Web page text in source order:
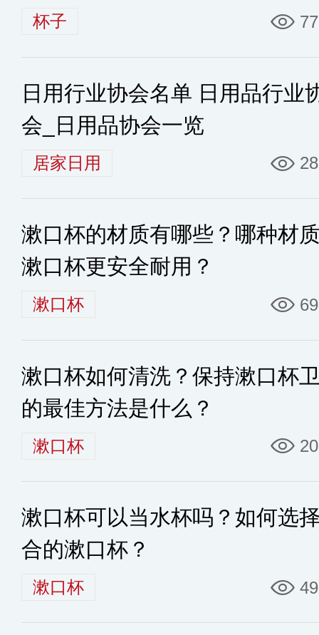
杯子
日用行业协会名单 日用品行业
会_日用品协会一览
居家日用
漱口杯的材质有哪些？哪种材
漱口杯更安全耐用？
漱口杯
漱口杯如何清洗？保持漱口杯
的最佳方法是什么？
漱口杯
漱口杯可以当水杯吗？如何选
合的漱口杯？
漱口杯